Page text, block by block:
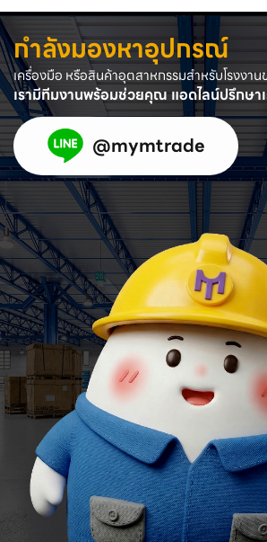
กำลังมองหาอุปกรณ์
เครื่องมือ หรือสินค้าอุตสาหกรรมสำหรับโรงงา
เรามีทีมงานพร้อมช่วยคุณ แอดไลน์ปรึกษาเ
@mymtrade